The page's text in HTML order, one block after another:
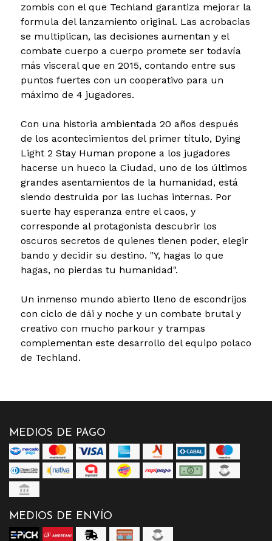
zombis con el que Techland garantiza mejorar la
formula del lanzamiento original. Las acrobacias
se multiplican, las decisiones aumentan y el
combate cuerpo a cuerpo promete ser todavía
más visceral que en 2015, contando entre sus
puntos fuertes con un cooperativo para un
máximo de 4 jugadores.
Con una historia ambientada 20 años después
de los acontecimientos del primer título, Dying
Light 2 Stay Human propone a los jugadores
hacerse un hueco la Ciudad, uno de los últimos
grandes asentamientos de la humanidad, está
siendo destruida por las luchas internas. Por
suerte hay esperanza entre el caos, y
corresponde al protagonista descubrir los
oscuros secretos de quienes tienen poder, elegir
bando y decidir su destino. "Y, hagas lo que
hagas, no pierdas tu humanidad".
Un inmenso mundo abierto lleno de escondrijos
con ciclo de dái y noche y un combate brutal y
creativo con mucho parkour y trampas
complementan este desarrollo del equipo polaco
de Techland.
MEDIOS DE PAGO
MEDIOS DE ENVÍO